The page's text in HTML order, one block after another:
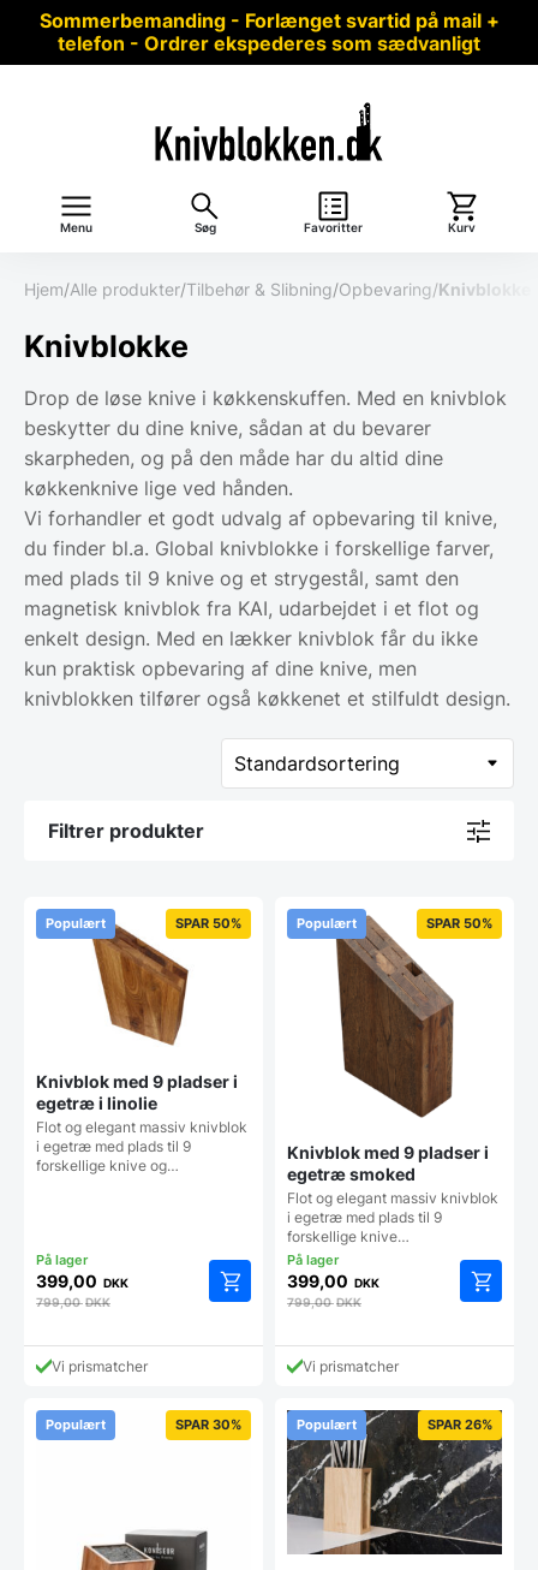
Sommerbemanding - Forlænget svartid på mail +
telefon - Ordrer ekspederes som sædvanligt
Menu Søg Favoritter Kurv
Hjem/Alle produkter/Tilbehør & Slibning/Opbevaring/Knivblokke
Knivblokke
Drop de løse knive i køkkenskuffen. Med en knivblok
beskytter du dine knive, sådan at du bevarer
skarpheden, og på den måde har du altid dine
køkkenknive lige ved hånden.
Vi forhandler et godt udvalg af opbevaring til knive,
du finder bl.a. Global knivblokke i forskellige farver,
med plads til 9 knive og et strygestål, samt den
magnetisk knivblok fra KAI, udarbejdet i et flot og
enkelt design. Med en lækker knivblok får du ikke
kun praktisk opbevaring af dine knive, men
knivblokken tilfører også køkkenet et stilfuldt design.
Filtrer produkter
Populært SPAR 50%
Knivblok med 9 pladser i
egetræ i linolie
Flot og elegant massiv knivblok
i egetræ med plads til 9
forskellige knive og…
399,00 DKK
799,00DKK
Vi prismatcher
Populært SPAR 50%
Knivblok med 9 pladser i
egetræ smoked
​Flot og elegant massiv knivblok
i egetræ med plads til 9
forskellige knive…
399,00 DKK
799,00DKK
Vi prismatcher
Populært SPAR 30% Populært SPAR 26%